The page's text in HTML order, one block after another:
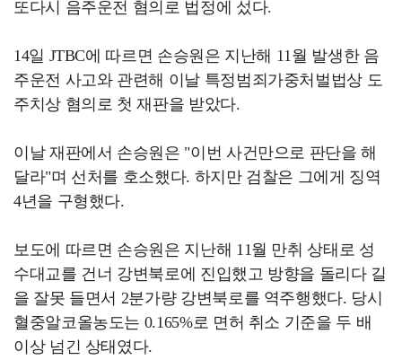
또다시 음주운전 혐의로 법정에 섰다.
14일 JTBC에 따르면 손승원은 지난해 11월 발생한 음
주운전 사고와 관련해 이날 특정범죄가중처벌법상 도
주치상 혐의로 첫 재판을 받았다.
이날 재판에서 손승원은 "이번 사건만으로 판단을 해
달라"며 선처를 호소했다. 하지만 검찰은 그에게 징역
4년을 구형했다.
보도에 따르면 손승원은 지난해 11월 만취 상태로 성
수대교를 건너 강변북로에 진입했고 방향을 돌리다 길
을 잘못 들면서 2분가량 강변북로를 역주행했다. 당시
혈중알코올농도는 0.165%로 면허 취소 기준을 두 배
이상 넘긴 상태였다.